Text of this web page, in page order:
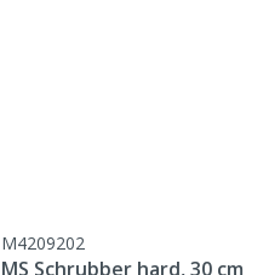
M4209202
MS Schrubber hard, 30 cm